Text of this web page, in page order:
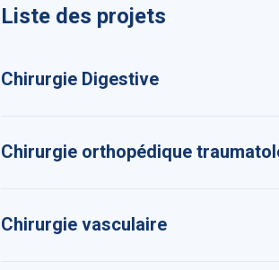
Liste des projets
Chirurgie Digestive
Chirurgie orthopédique
Chirurgie vasculaire